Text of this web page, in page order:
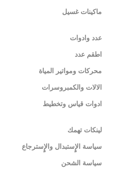
ماكينات غسيل
عدد وادوات
اطقم عدد
محركات ومواتير المياة
الالات والكمبروسرات
ادوات قياس وتخطيط
لينكات تهمك
سياسة الإٍستبدال والإٍسترجاع
سياسة الشحن